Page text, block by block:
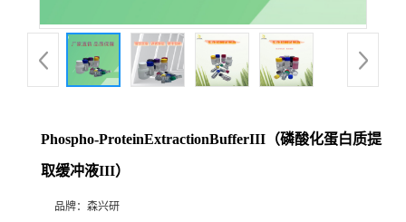
Phospho-ProteinExtractionBufferIII（磷酸化蛋白质提
取缓冲液III）
品牌： 森兴研